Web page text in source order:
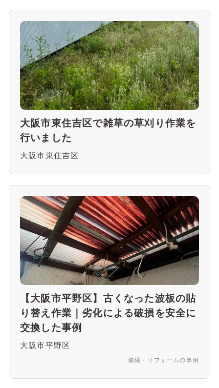
大阪市東住吉区で雑草の草刈り作業を
行いました
大阪市東住吉区
【大阪市平野区】古くなった波板の貼
り替え作業｜劣化による破損を安全に
交換した事例
大阪市平野区
修繕・リフォームの事例